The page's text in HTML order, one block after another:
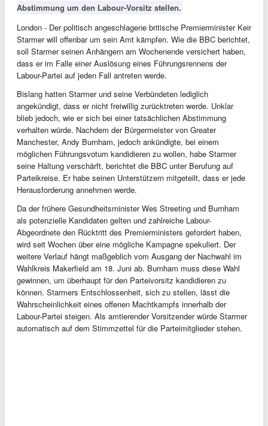
Abstimmung um den Labour-Vorsitz stellen.
London - Der politisch angeschlagene britische Premierminister Keir
Starmer will offenbar um sein Amt kämpfen. Wie die BBC berichtet,
soll Starmer seinen Anhängern am Wochenende versichert haben,
dass er im Falle einer Auslösung eines Führungsrennens der
Labour-Partei auf jeden Fall antreten werde.
Bislang hatten Starmer und seine Verbündeten lediglich
angekündigt, dass er nicht freiwillig zurücktreten werde. Unklar
blieb jedoch, wie er sich bei einer tatsächlichen Abstimmung
verhalten würde. Nachdem der Bürgermeister von Greater
Manchester, Andy Burnham, jedoch ankündigte, bei einem
möglichen Führungsvotum kandidieren zu wollen, habe Starmer
seine Haltung verschärft, berichtet die BBC unter Berufung auf
Parteikreise. Er habe seinen Unterstützern mitgeteilt, dass er jede
Herausforderung annehmen werde.
Da der frühere Gesundheitsminister Wes Streeting und Burnham
als potenzielle Kandidaten gelten und zahlreiche Labour-
Abgeordnete den Rücktritt des Premierministers gefordert haben,
wird seit Wochen über eine mögliche Kampagne spekuliert. Der
weitere Verlauf hängt maßgeblich vom Ausgang der Nachwahl im
Wahlkreis Makerfield am 18. Juni ab. Burnham muss diese Wahl
gewinnen, um überhaupt für den Parteivorsitz kandidieren zu
können. Starmers Entschlossenheit, sich zu stellen, lässt die
Wahrscheinlichkeit eines offenen Machtkampfs innerhalb der
Labour-Partei steigen. Als amtierender Vorsitzender würde Starmer
automatisch auf dem Stimmzettel für die Parteimitglieder stehen.